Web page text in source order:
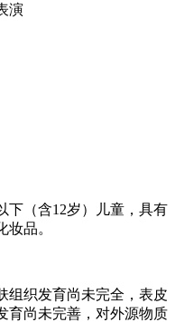
演
下（含12岁）儿童，具有
品。
组织发育尚未完全，表皮
育尚未完善，对外源物质